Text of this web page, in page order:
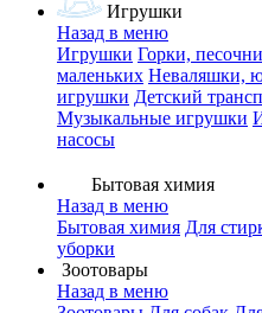
Игрушки
Назад в меню
Игрушки Горки,
маленьких Неваляшки,
игрушки Детский
Музыкальные игрушки
насосы
Бытовая химия
Назад в меню
Бытовая химия Для
уборки
Зоотовары
Назад в меню